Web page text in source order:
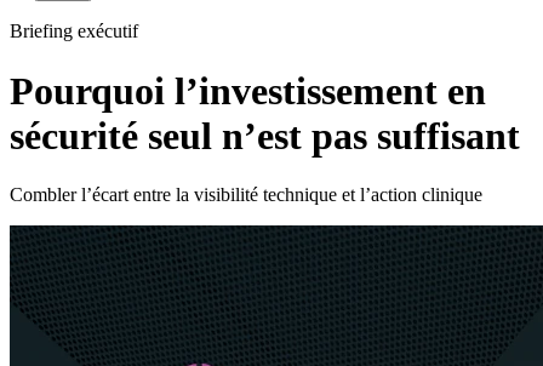
Briefing exécutif
Pourquoi l’investissement en
sécurité seul n’est pas suffisant
Combler l’écart entre la visibilité technique et l’action clinique